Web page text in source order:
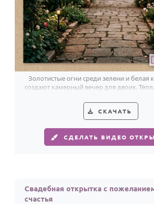
Золотистые огни среди зелени и белая
создают камерный вечер для двоих.
СКАЧАТЬ
СДЕЛАТЬ ВИДЕО
Свадебная открытка с
счастья